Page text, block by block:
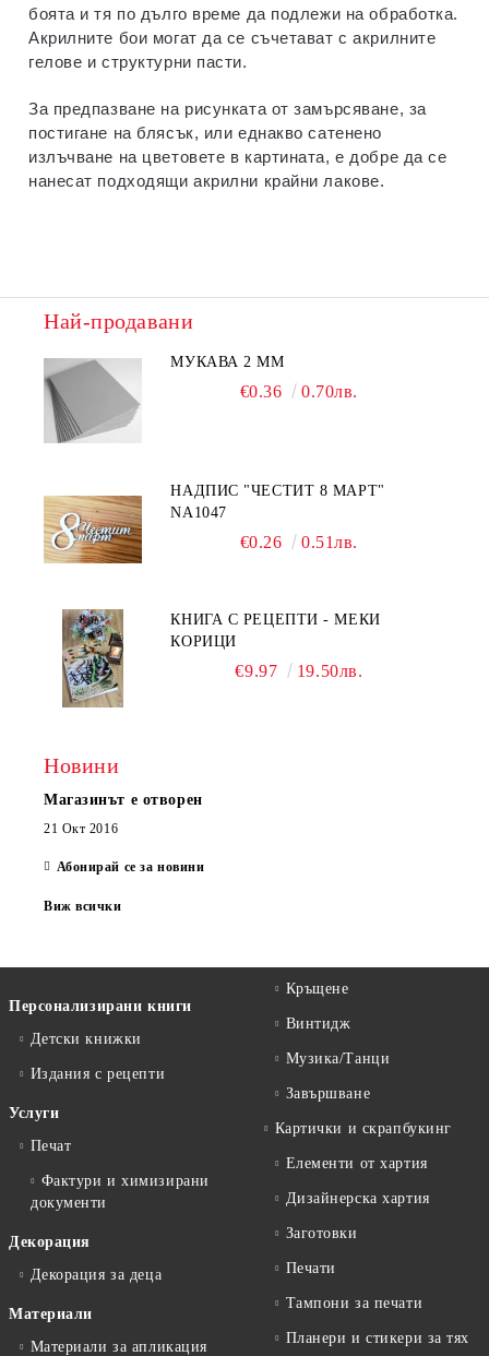
боята и тя по дълго време да подлежи на обработка.
Акрилните бои могат да се съчетават с акрилните
гелове и структурни пасти.
За предпазване на рисунката от замърсяване, за
постигане на блясък, или еднакво сатенено
излъчване на цветовете в картината, е добре да се
нанесат подходящи акрилни крайни лакове.
Най-продавани
МУКАВА 2 ММ
€0.36 0.70лв.
НАДПИС "ЧЕСТИТ 8 МАРТ"
NA1047
€0.26 0.51лв.
КНИГА С РЕЦЕПТИ - МЕКИ
КОРИЦИ
€9.97 19.50лв.
Новини
Магазинът е отворен
21 Окт 2016
Абонирай се за новини
Виж всички
Персонализирани книги
Детски книжки
Издания с рецепти
Услуги
Печат
Фактури и химизирани
документи
Декорация
Декорация за деца
Материали
Материали за апликация
Кръщене
Винтидж
Музика/Танци
Завършване
Картички и скрапбукинг
Елементи от хартия
Дизайнерска хартия
Заготовки
Печати
Тампони за печати
Планери и стикери за тях